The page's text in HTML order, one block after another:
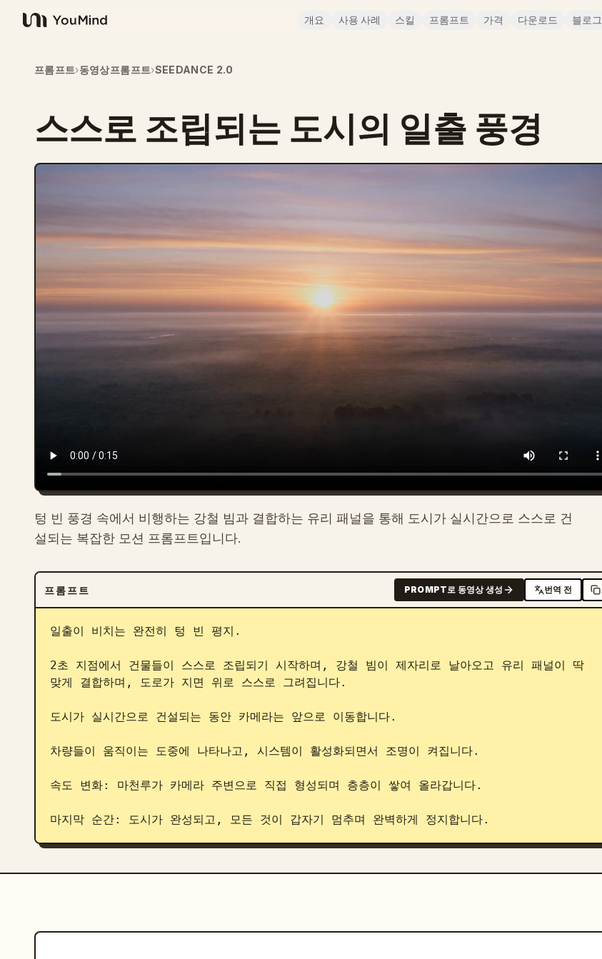
YouMind
개요 사용 사례 스킬 프롬프트 가격 다운로드 블로그
프롬프트›동영상프롬프트›SEEDANCE 2.0
스스로 조립되는 도시의 일출 풍경
텅 빈 풍경 속에서 비행하는 강철 빔과 결합하는 유리 패널을 통해 도시가 실시간으로 스스로 건
설되는 복잡한 모션 프롬프트입니다.
프롬프트 PROMPT로 동영상 생성 번역 전
일출이 비치는 완전히 텅 빈 평지.
2초 지점에서 건물들이 스스로 조립되기 시작하며, 강철 빔이 제자리로 날아오고 유리 패널이 딱
맞게 결합하며, 도로가 지면 위로 스스로 그려집니다.
도시가 실시간으로 건설되는 동안 카메라는 앞으로 이동합니다.
차량들이 움직이는 도중에 나타나고, 시스템이 활성화되면서 조명이 켜집니다.
속도 변화: 마천루가 카메라 주변으로 직접 형성되며 층층이 쌓여 올라갑니다.
마지막 순간: 도시가 완성되고, 모든 것이 갑자기 멈추며 완벽하게 정지합니다.